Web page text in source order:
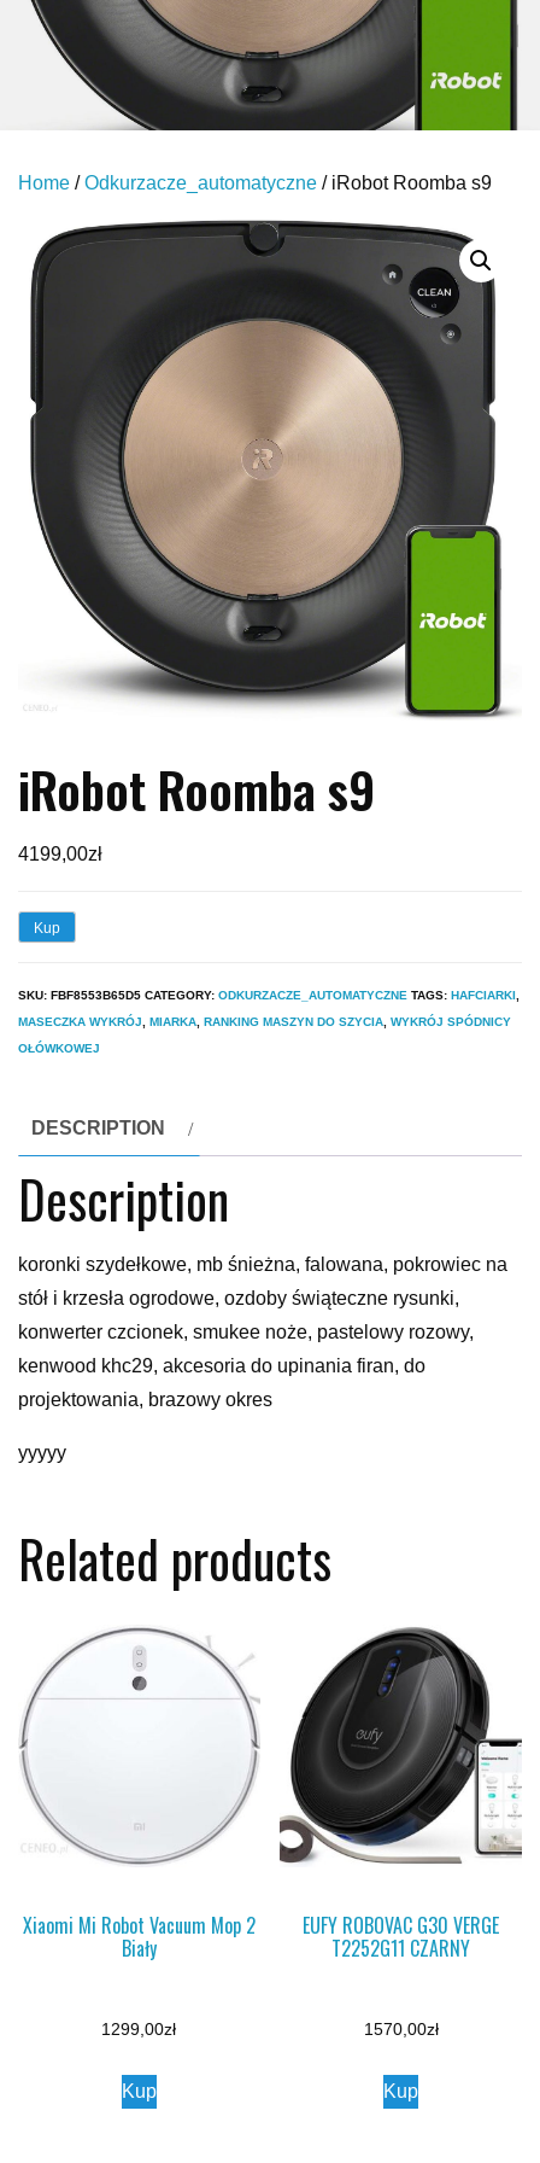
Home /Odkurzacze_automatyczne / iRobot Roomba s9
iRobot Roomba s9
4199,00zł
Kup
SKU: FBF8553B65D5 CATEGORY: ODKURZACZE_AUTOMATYCZNE TAGS: HAFCIARKI
MASECZKA WYKRÓJ
MIARKA RANKING MASZYN DO SZYCIA WYKRÓJ SPÓDNICY
OŁÓWKOWEJ
DESCRIPTION
Description
koronki szydełkowe, mb śnieżna, falowana, pokrowiec na
stół i krzesła ogrodowe, ozdoby świąteczne rysunki,
konwerter czcionek, smukee noże, pastelowy rozowy,
kenwood khc29, akcesoria do upinania firan, do
projektowania, brazowy okres
yyyyy
Related products
Xiaomi Mi Robot Vacuum Mop 2
Biały
1299,00zł
Kup
EUFY ROBOVAC G30 VERGE
T2252G11 CZARNY
1570,00zł
Kup